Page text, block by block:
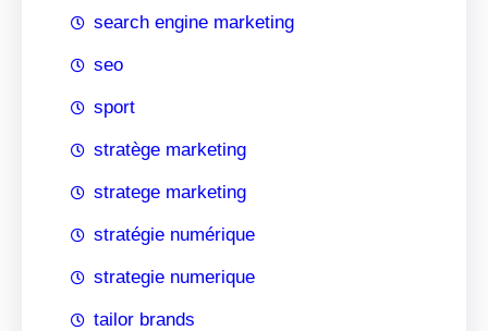
search engine marketing
seo
sport
stratège marketing
stratege marketing
stratégie numérique
strategie numerique
tailor brands